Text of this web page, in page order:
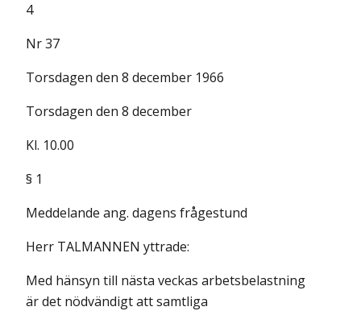
4
Nr 37
Torsdagen den 8 december 1966
Torsdagen den 8 december
Kl. 10.00
§ 1
Meddelande ang. dagens frågestund
Herr TALMANNEN yttrade:
Med hänsyn till nästa veckas arbetsbelastning
är det nödvändigt att samtliga